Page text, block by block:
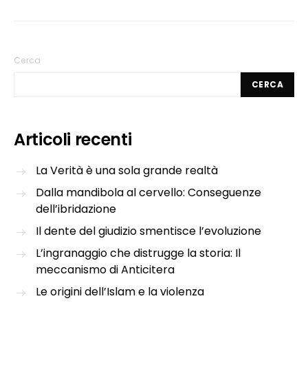
Cerca
CERCA
Articoli recenti
La Verità è una sola grande realtà
Dalla mandibola al cervello: Conseguenze
dell’ibridazione
Il dente del giudizio smentisce l’evoluzione
L’ingranaggio che distrugge la storia: Il
meccanismo di Anticitera
Le origini dell’Islam e la violenza